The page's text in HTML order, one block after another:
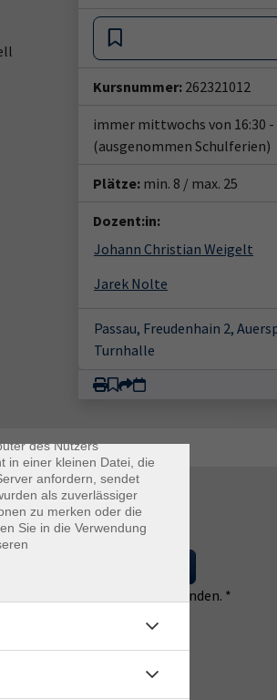
Kursnummer: 262321012
immer mittwochs von 16:30 -
(ausgenommen Schulferien)
Plätze: min. 8 / max. 25
Dozent:in:
Johann Christian Weigelt
Jarek Nolte
Passau, Freudenhain 2,
Turnhalle
einverstanden. *
des Nutzers
in einer kleinen Datei, die
anfordern, sendet
als zuverlässiger
zu merken oder die
Sie in die Verwendung